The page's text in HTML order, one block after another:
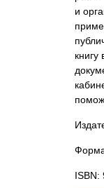
и
книгу
ISBN: